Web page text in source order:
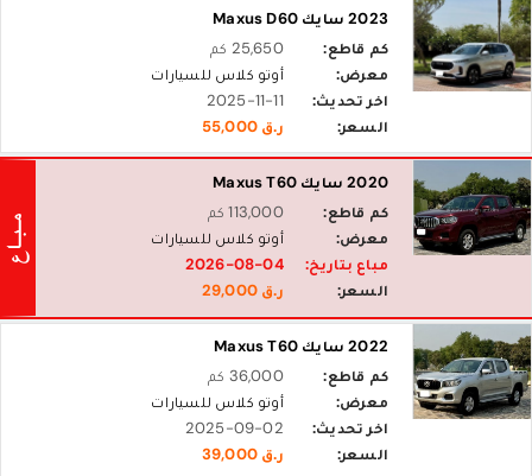
2023 سايك Maxus D60
كم قاطع:
25,650 كم
معرض:
أوتو كلاس للسيارات
اخر تحديث:
2025-11-11
السعر:
ر.ق 55,000
2020 سايك Maxus T60
كم قاطع:
113,000 كم
معرض:
أوتو كلاس للسيارات
مباع بتاريخ:
2026-08-04
السعر:
ر.ق 29,000
2022 سايك Maxus T60
كم قاطع:
36,000 كم
معرض:
أوتو كلاس للسيارات
اخر تحديث:
2025-09-02
السعر:
ر.ق 39,000